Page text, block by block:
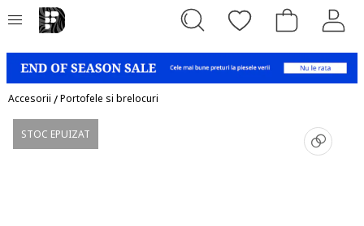
Accesorii /Portofele si brelocuri
STOC EPUIZAT